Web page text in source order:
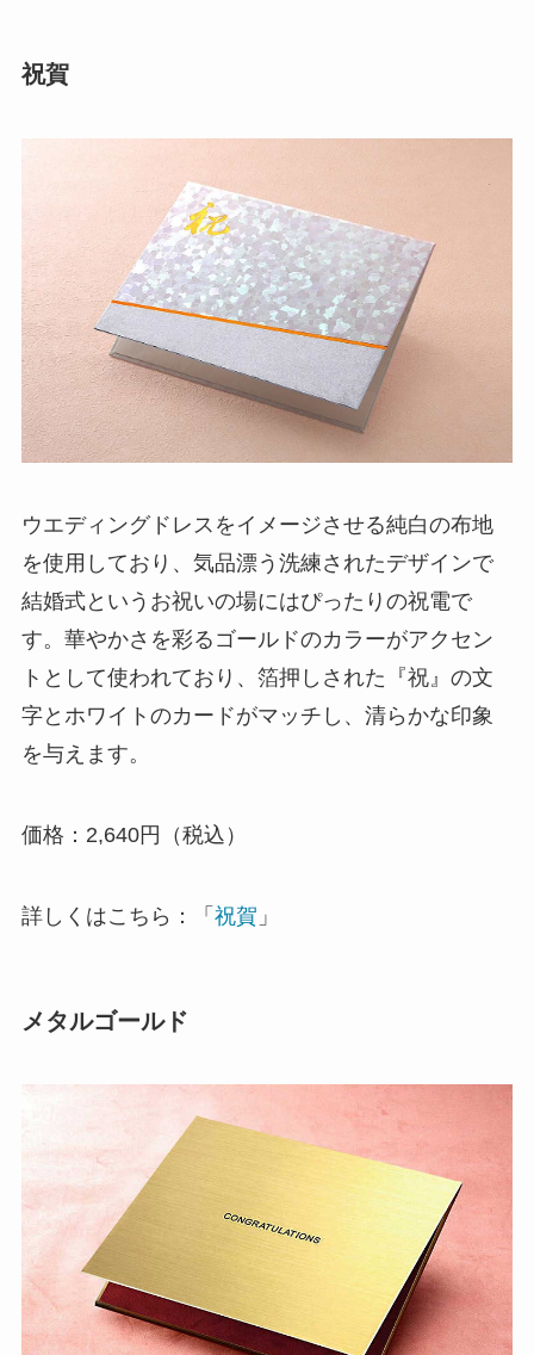
ことば
オルゴール
純金
弔電を選ぶ
ベーシック
越前和紙
西陣織物
供花・献花
ブライダル特集
思いやり電報
よくご利用いただく弔電
お線香・ローソク付き弔電
ソープフラワー付き弔電
祝電の送り方
弔電の送り方
祝賀
ウエディングドレスをイメージさせる純白の布地
を使用しており、気品漂う洗練されたデザインで
結婚式というお祝いの場にはぴったりの祝電で
す。華やかさを彩るゴールドのカラーがアクセン
トとして使われており、箔押しされた『祝』の文
字とホワイトのカードがマッチし、清らかな印象
を与えます。
価格：2,640円（税込）
詳しくはこちら：「 祝賀 」
メタルゴールド